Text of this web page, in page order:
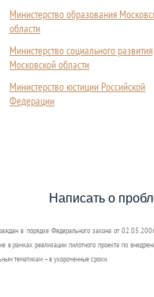
Министерство образования
области
Министерство социального развития
Московской области
Министерство юстиции Российской
Федерации
выплаты
Написать о
в порядке Федерального закона от
в рамках реализации пилотного проекта по
тематикам – в укороченные сроки.